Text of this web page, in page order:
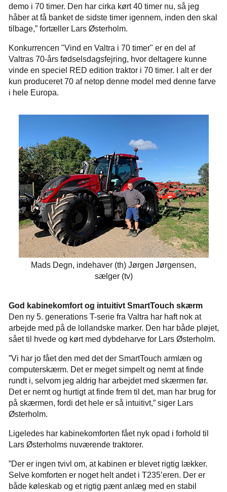
demo i 70 timer. Den har cirka kørt 40 timer nu, så jeg
håber at få banket de sidste timer igennem, inden den skal
tilbage,” fortæller Lars Østerholm.
Konkurrencen "Vind en Valtra i 70 timer" er en del af
Valtras 70-års fødselsdagsfejring, hvor deltagere kunne
vinde en speciel RED edition traktor i 70 timer. I alt er der
kun produceret 70 af netop denne model med denne farve
i hele Europa.
Mads Degn, indehaver (th) Jørgen Jørgensen,
sælger (tv)
God kabinekomfort og intuitivt SmartTouch skærm
Den ny 5. generations T-serie fra Valtra har haft nok at
arbejde med på de lollandske marker. Den har både pløjet,
sået til hvede og kørt med dybdeharve for Lars Østerholm.
”Vi har jo fået den med det der SmartTouch armlæn og
computerskærm. Det er meget simpelt og nemt at finde
rundt i, selvom jeg aldrig har arbejdet med skærmen før.
Det er nemt og hurtigt at finde frem til det, man har brug for
på skærmen, fordi det hele er så intuitivt,” siger Lars
Østerholm.
Ligeledes har kabinekomforten fået nyk opad i forhold til
Lars Østerholms nuværende traktorer.
”Der er ingen tvivl om, at kabinen er blevet rigtig lækker.
Selve komforten er noget helt andet i T235’eren. Der er
både køleskab og et rigtig pænt anlæg med en stabil